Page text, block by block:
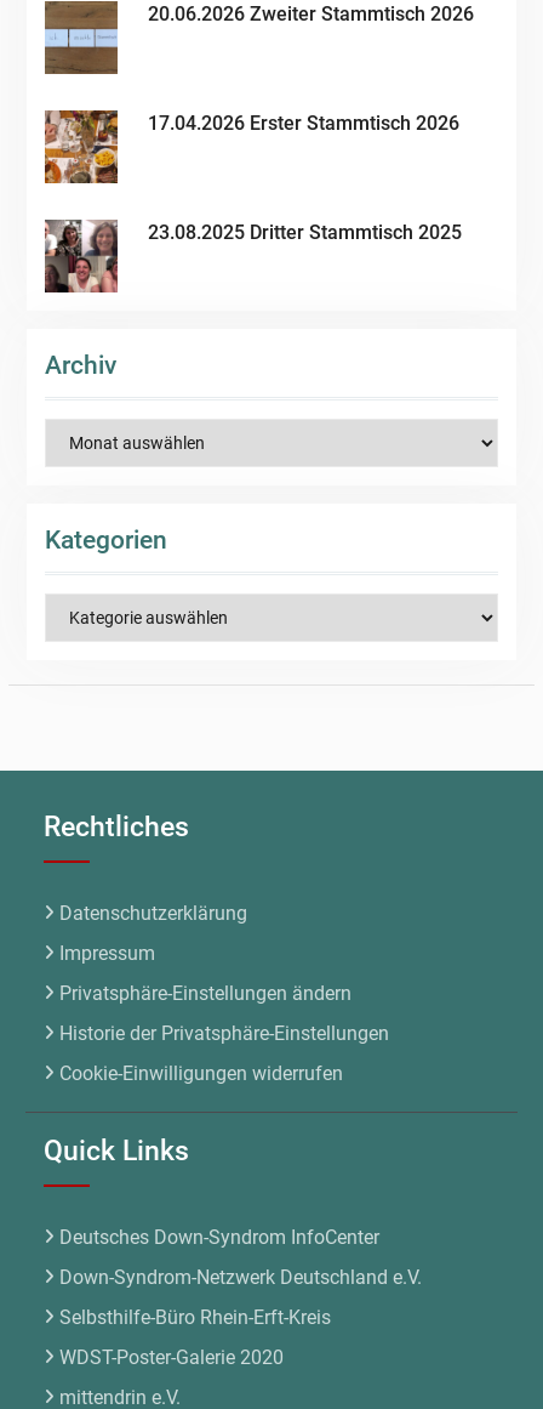
20.06.2026 Zweiter Stammtisch 2026
17.04.2026 Erster Stammtisch 2026
23.08.2025 Dritter Stammtisch 2025
Archiv
Archiv
Kategorien
Kategorien
Rechtliches
Datenschutzerklärung
Impressum
Privatsphäre-Einstellungen ändern
Historie der Privatsphäre-Einstellungen
Cookie-Einwilligungen widerrufen
Quick Links
Deutsches Down-Syndrom InfoCenter
Down-Syndrom-Netzwerk Deutschland e.V.
Selbsthilfe-Büro Rhein-Erft-Kreis
WDST-Poster-Galerie 2020
mittendrin e.V.